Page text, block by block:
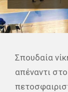
Σπουδαία
απέναντι